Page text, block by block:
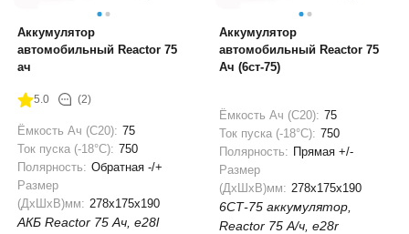
Аккумулятор
автомобильный Reactor 75
ач
5.0 (2)
Ёмкость Ач (С20): 75
Ток пуска (-18°С): 750
Полярность: Обратная -/+
Размер
(ДхШхВ)мм: 278x175x190
АКБ Reactor 75 Ач, e28l
Аккумулятор
автомобильный Reactor 75
Ач (6ст-75)
Ёмкость Ач (С20): 75
Ток пуска (-18°С): 750
Полярность: Прямая +/-
Размер
(ДхШхВ)мм: 278x175x190
6СТ-75 аккумулятор,
Reactor 75 А/ч, e28r